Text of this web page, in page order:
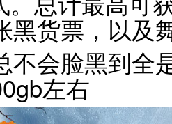
黑货票，以及
不会脸黑到全
左右